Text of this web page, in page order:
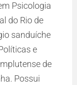
Psicologia
do Rio de
sanduíche
e
de
Possui